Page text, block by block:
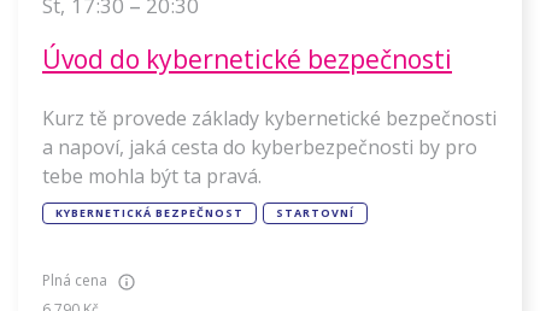
St, 17:30 20:30
Úvod do kybernetické bezpečnosti
Kurz tě provede základy kybernetické bezpečnosti
a napoví, jaká cesta do kyberbezpečnosti by pro
tebe mohla být ta pravá.
KYBERNETICKÁ BEZPEČNOST STARTOVNÍ
Plná cena